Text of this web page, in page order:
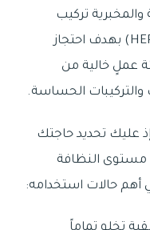
تركيب
مرشحات الهواء عالية الكفاءة (HEPA) بهدف احتجاز
عملٍ خالية من
والتركيبات الحساسة.
عليك تحديد حاجتك
النظافة
أهم حالات استخدامه: